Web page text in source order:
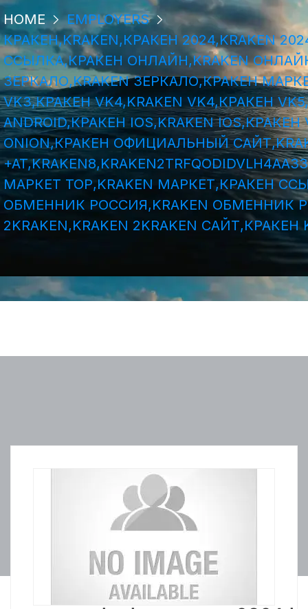
HOME
EMPLOYERS
КРАКЕН,KRAKEN,КРАКЕН 2024,KRAKEN
ССЫЛКА,КРАКЕН ОНЛАЙН,KRAKEN
ЗЕРКАЛО,KRAKEN ЗЕРКАЛО,КРАКЕН
VK3,КРАКЕН VK4,KRAKEN VK4,КРАКЕН
ANDROID,КРАКЕН IOS,KRAKEN
ONION,КРАКЕН ОФИЦИАЛЬНЫЙ
МАРКЕТ ТОР,KRAKEN МАРКЕТ,КРАКЕН
ОБМЕННИК РОССИЯ,KRAKEN ОБМЕННИК
2KRAKEN,KRAKEN 2KRAKEN